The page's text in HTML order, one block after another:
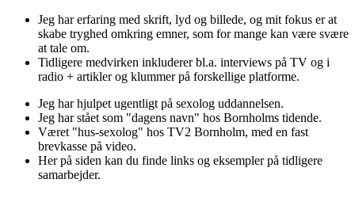
Jeg har erfaring med skrift, lyd og billede, og mit fokus er at
skabe tryghed omkring emner, som for mange kan være svære
at tale om.
Tidligere medvirken inkluderer bl.a. interviews på TV og i
radio + artikler og klummer på forskellige platforme.
Jeg har hjulpet ugentligt på sexolog uddannelsen.
Jeg har stået som "dagens navn" hos Bornholms tidende.
Været "hus-sexolog" hos TV2 Bornholm, med en fast
brevkasse på video.
Her på siden kan du finde links og eksempler på tidligere
samarbejder.